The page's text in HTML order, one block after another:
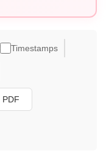
Timestamps
PDF